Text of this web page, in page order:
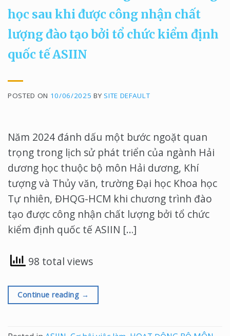
học sau khi được công nhận chất
lượng đào tạo bởi tổ chức kiểm định
quốc tế ASIIN
POSTED ON 10/06/2025 BY SITE DEFAULT
Năm 2024 đánh dấu một bước ngoặt quan
trọng trong lịch sử phát triển của ngành Hải
dương học thuộc bộ môn Hải dương, Khí
tượng và Thủy văn, trường Đại học Khoa học
Tự nhiên, ĐHQG-HCM khi chương trình đào
tạo được công nhận chất lượng bởi tổ chức
kiểm định quốc tế ASIIN […]
98 total views
Continue reading →